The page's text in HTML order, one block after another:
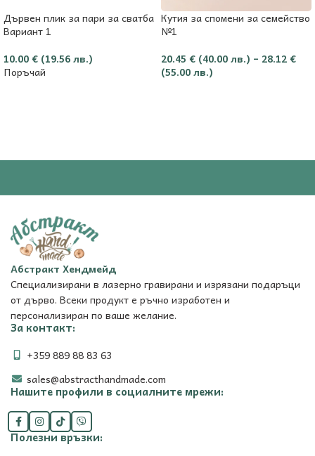
Дървен плик за пари за сватба
Вариант 1
10.00 € (19.56 лв.)
Поръчай
Кутия за спомени за семейство
№1
20.45 € (40.00 лв.) – 28.12 €
(55.00 лв.)
Абстракт Хендмейд
Специализирани в лазерно гравирани и изрязани подаръци
от дърво. Всеки продукт е ръчно изработен и
персонализиран по ваше желание.
За контакт:
+359 889 88 83 63
sales@abstracthandmade.com
Нашите профили в социалните мрежи:
Полезни връзки: